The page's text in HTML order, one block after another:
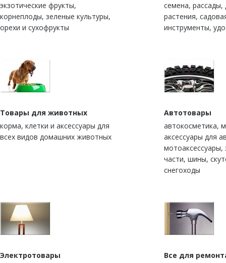
экзотические фрукты,
корнеплоды, зеленые культуры,
орехи и сухофрукты
семена, рассады,
растения,
инструменты,
Товары для животных
корма, клетки и аксессуары для
всех видов домашних животных
Автотовары
автокосметика,
аксессуары для
мотоаксессуары,
части, шины,
снегоходы
Электротовары
Все для